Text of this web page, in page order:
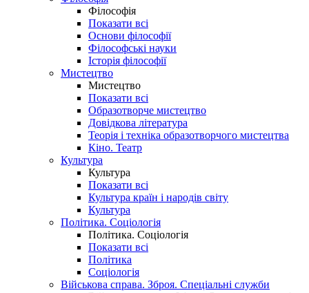
Філософія
Показати всі
Основи філософії
Філософські науки
Історія філософії
Мистецтво
Мистецтво
Показати всі
Образотворче мистецтво
Довідкова література
Теорія і техніка образотворчого мистецтва
Кіно. Театр
Культура
Культура
Показати всі
Культура країн і народів світу
Культура
Політика. Соціологія
Політика. Соціологія
Показати всі
Політика
Соціологія
Військова справа. Зброя. Спеціальні служби